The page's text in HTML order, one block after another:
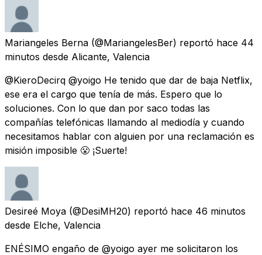
Mariangeles Berna (@MariangelesBer) reportó hace 44
minutos desde Alicante, Valencia
@KieroDecirq @yoigo He tenido que dar de baja Netflix,
ese era el cargo que tenía de más. Espero que lo
soluciones. Con lo que dan por saco todas las
compañías telefónicas llamando al mediodía y cuando
necesitamos hablar con alguien por una reclamación es
misión imposible 😤 ¡Suerte!
Desireé Moya (@DesiMH20) reportó hace 46 minutos
desde Elche, Valencia
ENÉSIMO engaño de @yoigo ayer me solicitaron los